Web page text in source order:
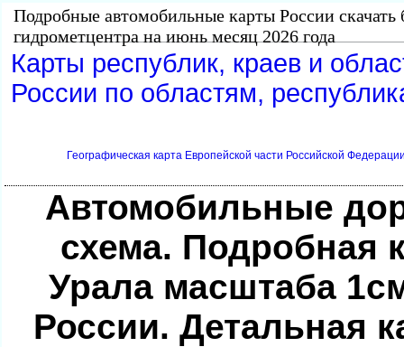
Подробные автомобильные карты России скачать
идрометцентра на июнь месяц 2026 года
Карты республик, краев и
России по областям,
Географическая карта Европейской части Российской
Автомобильные
схема. Подробная
Урала масштаба
России. Детальная